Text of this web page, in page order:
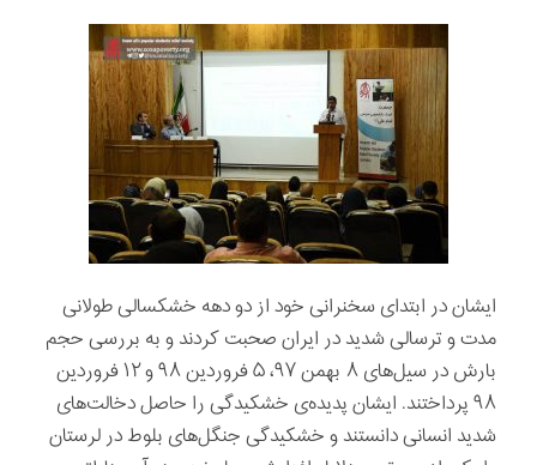
ایشان در ابتدای سخنرانی خود از دو دهه خشکسالی طولانی
مدت و ترسالی شدید در ایران صحبت کردند و به بررسی حجم
بارش در سیل‌های ۸ بهمن ۹۷، ۵ فروردین ۹۸ و ۱۲ فروردین
۹۸ پرداختند. ایشان پدیده‌ی خشکیدگی را حاصل دخالت‌های
شدید انسانی دانستند و خشکیدگی جنگل‌های بلوط در لرستان